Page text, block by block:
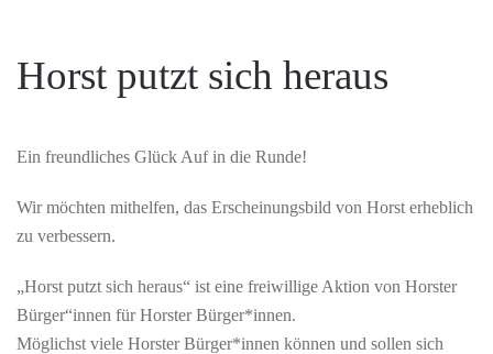
Horst putzt sich heraus
Ein freundliches Glück Auf in die Runde!
Wir möchten mithelfen, das Erscheinungsbild von Horst erheblich
zu verbessern.
„Horst putzt sich heraus“ ist eine freiwillige Aktion von Horster
Bürger“innen für Horster Bürger*innen.
Möglichst viele Horster Bürger*innen können und sollen sich